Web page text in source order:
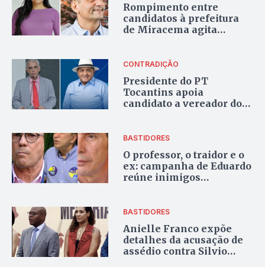
Rompimento entre
candidatos à prefeitura
de Miracema agita
CONTRADIÇÃO
Presidente do PT
Tocantins apoia
candidato a vereador do
BASTIDORES
O professor, o traidor e o
ex: campanha de Eduardo
reúne inimigos
BASTIDORES
Anielle Franco expõe
detalhes da acusação de
assédio contra Silvio